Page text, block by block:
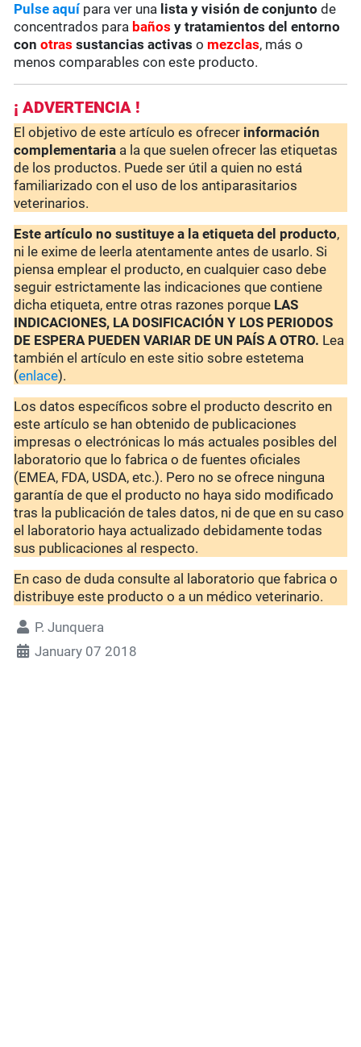
Pulse aquí para ver una lista y visión de conjunto de
concentrados para baños y tratamientos del entorno
conotras sustancias activas o mezclas, más o
menos comparables con este producto.
¡ ADVERTENCIA !
El objetivo de este artículo es ofrecer información
complementaria a la que suelen ofrecer las etiquetas
de los productos. Puede ser útil a quien no está
familiarizado con el uso de los antiparasitarios
veterinarios.
Este artículo no sustituye a la etiqueta del producto,
ni le exime de leerla atentamente antes de usarlo. Si
piensa emplear el producto, en cualquier caso debe
seguir estrictamente las indicaciones que contiene
dicha etiqueta, entre otras razones porque LAS
INDICACIONES, LA DOSIFICACIÓN Y LOS PERIODOS
DE ESPERA PUEDEN VARIAR DE UN PAÍS A OTRO. Lea
también el artículo en este sitio sobre estetema
(enlace).
Los datos específicos sobre el producto descrito en
este artículo se han obtenido de publicaciones
impresas o electrónicas lo más actuales posibles del
laboratorio que lo fabrica o de fuentes oficiales
(EMEA, FDA, USDA, etc.). Pero no se ofrece ninguna
garantía de que el producto no haya sido modificado
tras la publicación de tales datos, ni de que en su caso
el laboratorio haya actualizado debidamente todas
sus publicaciones al respecto.
En caso de duda consulte al laboratorio que fabrica o
distribuye este producto o a un médico veterinario.
P. Junquera
January 07 2018